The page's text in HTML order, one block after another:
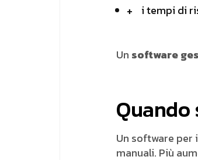
i tempi di
Un software
Un software per
manuali. Più